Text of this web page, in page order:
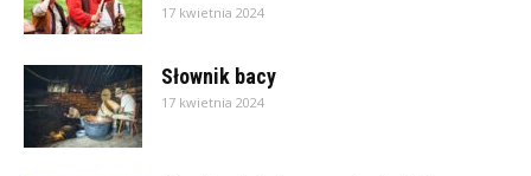
17 kwietnia 2024
Słownik bacy
17 kwietnia 2024